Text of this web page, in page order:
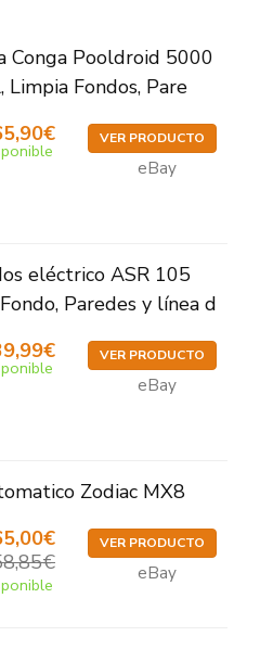
Conga Pooldroid 5000
Fondos, Pare
VER PRODUCTO
eBay
eléctrico ASR 105
Paredes y línea d
VER PRODUCTO
eBay
Zodiac MX8
VER PRODUCTO
eBay